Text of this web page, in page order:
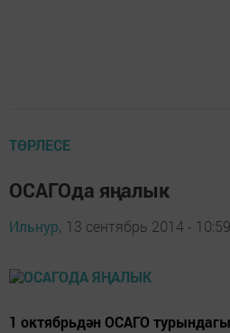
ТӨРЛЕСЕ
ОСАГОда яңалык
Ильнур, 13 сентябрь 2014 - 10:59
1 октябрьдән ОСАГО